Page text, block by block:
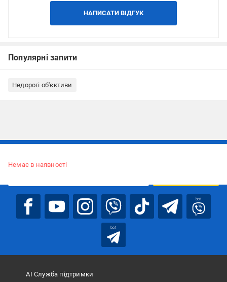
НАПИСАТИ ВІДГУК
Популярні запити
Недорогі об'єктиви
Немає в наявності
bot
bot
АІ Служба підтримки